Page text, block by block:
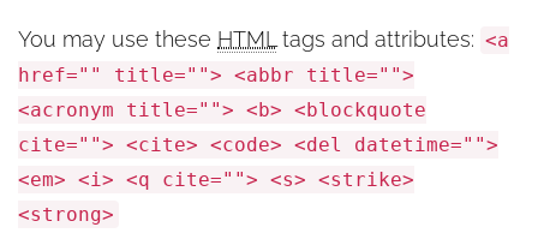
You may use these HTML tags and attributes: <a
href="" title=""> <abbr title="">
<acronym title=""> <b> <blockquote
cite=""> <cite> <code> <del datetime="">
<em> <i> <q cite=""> <s> <strike>
<strong>